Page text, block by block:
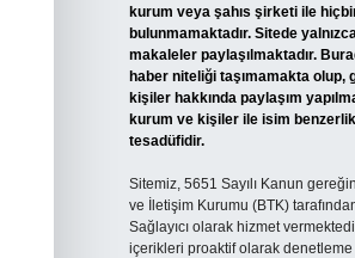
kurum veya şahıs şirketi ile
bulunmamaktadır. Sitede
makaleler paylaşılmaktadır.
haber niteliği taşımamakta olup,
kişiler hakkında paylaşım
kurum ve kişiler ile isim
tesadüfidir.
Sitemiz, 5651 Sayılı Kanun
ve İletişim Kurumu (BTK)
Sağlayıcı olarak hizmet
içerikleri proaktif olarak denetleme